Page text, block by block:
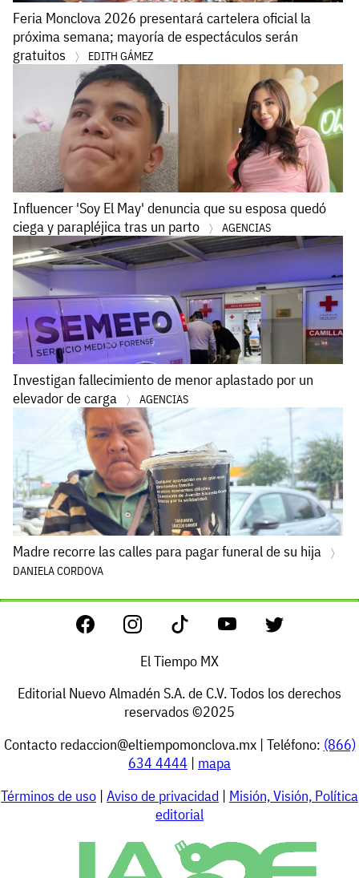
Feria Monclova 2026 presentará cartelera oficial la
próxima semana; mayoría de espectáculos serán
gratuitos
EDITH GÁMEZ
Influencer 'Soy El May' denuncia que su esposa quedó
ciega y parapléjica tras un parto
AGENCIAS
Investigan fallecimiento de menor aplastado por un
elevador de carga
AGENCIAS
Madre recorre las calles para pagar funeral de su hija
DANIELA CORDOVA
El Tiempo MX
Editorial Nuevo Almadén S.A. de C.V. Todos los derechos
reservados ©2025
Contacto redaccion@eltiempomonclova.mx| Teléfono: (866)
634 4444 | mapa
Términos de uso | Aviso de privacidad | Misión, Visión, Política
editorial